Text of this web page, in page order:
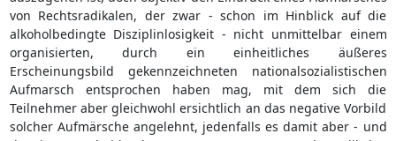
von Rechtsradikalen, der zwar - schon im Hinblick auf die
alkoholbedingte Disziplinlosigkeit - nicht unmittelbar einem
organisierten, durch ein einheitliches äußeres
Erscheinungsbild gekennzeichneten nationalsozialistischen
Aufmarsch entsprochen haben mag, mit dem sich die
Teilnehmer aber gleichwohl ersichtlich an das negative Vorbild
solcher Aufmärsche angelehnt, jedenfalls es damit aber - und